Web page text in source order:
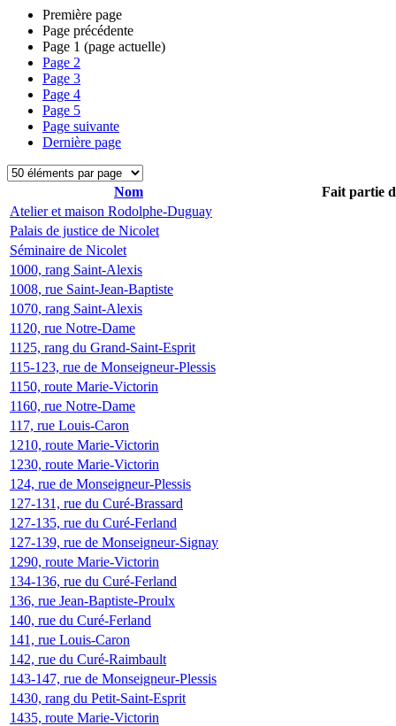
Première page
Page précédente
Page 1 (page actuelle)
Page 2
Page 3
Page 4
Page 5
Page suivante
Dernière page
Nom
Fait partie
Atelier et maison Rodolphe-Duguay
Palais de justice de Nicolet
Séminaire de Nicolet
1000, rang Saint-Alexis
1008, rue Saint-Jean-Baptiste
1070, rang Saint-Alexis
1120, rue Notre-Dame
1125, rang du Grand-Saint-Esprit
115-123, rue de Monseigneur-Plessis
1150, route Marie-Victorin
1160, rue Notre-Dame
117, rue Louis-Caron
1210, route Marie-Victorin
1230, route Marie-Victorin
124, rue de Monseigneur-Plessis
127-131, rue du Curé-Brassard
127-135, rue du Curé-Ferland
127-139, rue de Monseigneur-Signay
1290, route Marie-Victorin
134-136, rue du Curé-Ferland
136, rue Jean-Baptiste-Proulx
140, rue du Curé-Ferland
141, rue Louis-Caron
142, rue du Curé-Raimbault
143-147, rue de Monseigneur-Plessis
1430, rang du Petit-Saint-Esprit
1435, route Marie-Victorin